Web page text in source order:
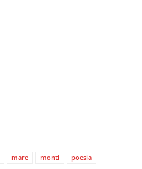
mare monti
poesia